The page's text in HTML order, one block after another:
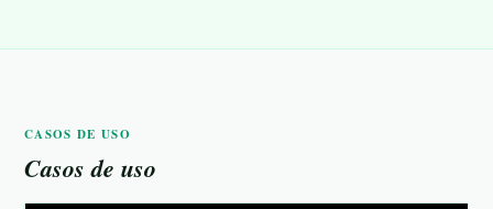
CASOS DE USO
Casos de uso